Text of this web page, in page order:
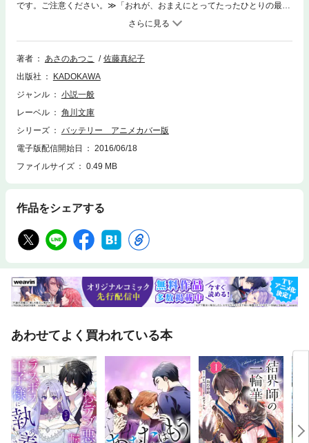
です。ご注意ください。≫「おれが、おまえにとってたったひとりの最高
のキャッチャーだって心底わからせてやる」３年部員が引き起こした事件
によって活動停止になっていた野球部。その処分明け、紅白戦が行われる
が、未だ残る校長の部に対する不信感を拭うため、監督の戸村は強豪校、
横手との試合を組もうとする。一方、巧と豪の堅かった絆に亀裂が入っ
著者 あさのあつこ
佐藤真紀子
出版社
KADOKAWA
ジャンル
小説一般
レーベル
角川文庫
シリーズ
バッテリー アニメカバー版
電子版配信開始日
2016/06/18
ファイルサイズ
0.49 MB
作品をシェアする
あわせてよく買われている本